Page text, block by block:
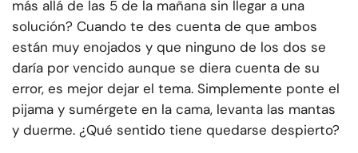
más allá de las 5 de la mañana sin llegar a una
solución? Cuando te des cuenta de que ambos
están muy enojados y que ninguno de los dos se
daría por vencido aunque se diera cuenta de su
error, es mejor dejar el tema. Simplemente ponte el
pijama y sumérgete en la cama, levanta las mantas
y duerme. ¿Qué sentido tiene quedarse despierto?